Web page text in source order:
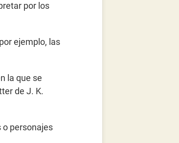
por los
ejemplo, las
la que se
de J. K.
o personajes